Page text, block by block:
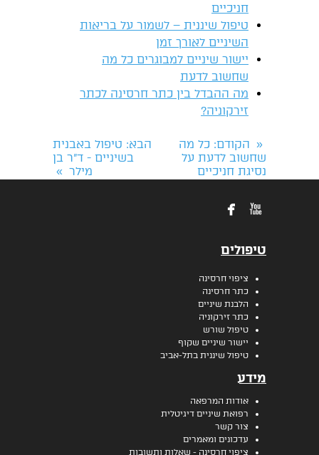
חניכיים
טיפול שיננית – לשמור על בריאות
השיניים לאורך זמן
יישור שיניים למבוגרים כל מה
שחשוב לדעת
מה ההבדל בין כתר חרסינה לכתר
זירקוניה?
« הקודם: כל מה
שחשוב לדעת על
נסיגת חניכיים
הבא: טיפול באבנית
בשיניים - ד"ר בן
מילר »
 
טיפולים
ציפוי חרסינה
כתר חרסינה
הלבנת שיניים
כתר זירקוניה
טיפול שורש
יישור שיניים שקוף
טיפול שיננית בתל-אביב
מידע
אודות המרפאה
רפואת שיניים דיגיטלית
צור קשר
עדכונים ומאמרים
ציפוי חרסינה - שאלות ותשובות